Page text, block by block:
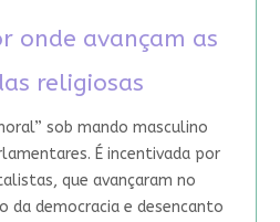
onde avançam as
religiosas
sob mando masculino
É incentivada por
que avançaram no
da democracia e desencanto